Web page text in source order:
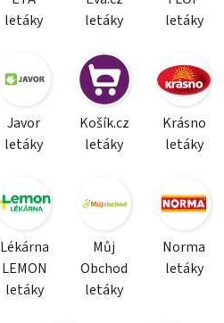
letáky
letáky
letáky
Javor
letáky
Košík.cz
letáky
Krásno
letáky
Lékárna
LEMON
letáky
Můj
Obchod
letáky
Norma
letáky